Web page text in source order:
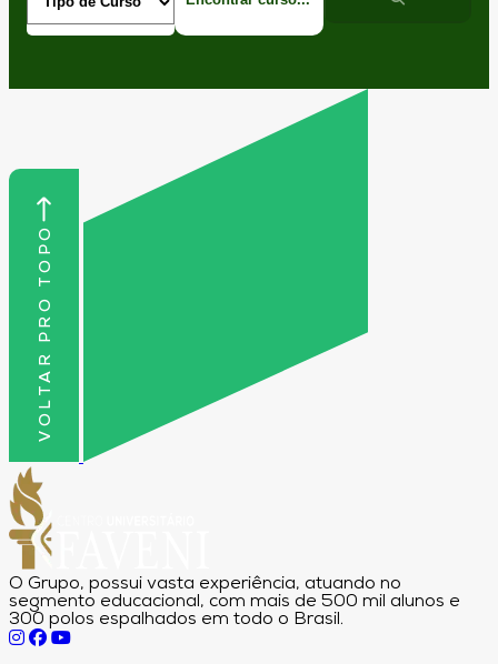
VOLTAR PRO TOPO
O Grupo, possui vasta experiência, atuando no
segmento educacional, com mais de 500 mil alunos e
300 polos espalhados em todo o Brasil.